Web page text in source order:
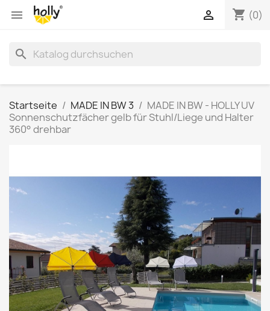
 shopping_cart (0)

search
Startseite MADE IN BW 3
MADE IN BW - HOLLY UV
Sonnenschutzfächer gelb für Stuhl/Liege und Halter
360° drehbar